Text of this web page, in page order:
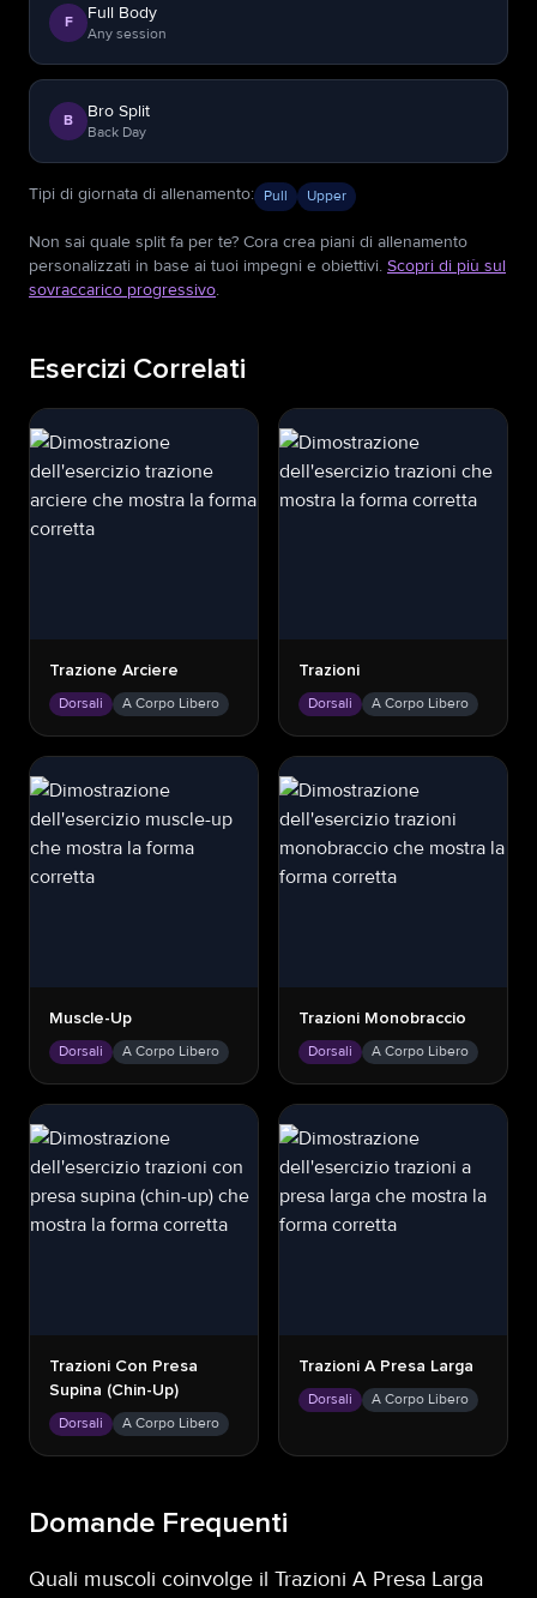
F Full Body
Any session
B Bro Split
Back Day
Tipi di giornata di allenamento: Pull Upper
Non sai quale split fa per te? Cora crea piani di allenamento
personalizzati in base ai tuoi impegni e obiettivi. Scopri di più sul
sovraccarico progressivo.
Esercizi Correlati
Trazione Arciere
Dorsali A Corpo Libero
Trazioni
Dorsali A Corpo Libero
Muscle-Up
Dorsali A Corpo Libero
Trazioni Monobraccio
Dorsali A Corpo Libero
Trazioni Con Presa
Supina (chin-Up)
Dorsali A Corpo Libero
Trazioni A Presa Larga
Dorsali A Corpo Libero
Domande Frequenti
Quali muscoli coinvolge il Trazioni A Presa Larga